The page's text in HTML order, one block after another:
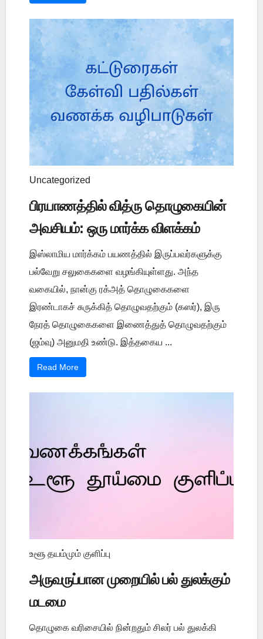
Uncategorized
பிரயாணத்தில் வித்ரு தொழுகையின்
அவசியம்: ஒரு மார்க்க விளக்கம்
இஸ்லாமிய மார்க்கம் பயணத்தில் இருப்பவர்களுக்கு
பல்வேறு சலுகைகளை வழங்கியுள்ளது. அந்த
வகையில், நான்கு ரக்அத் தொழுகைகளை
இரண்டாகச் சுருக்கித் தொழுவதற்கும் (கஸர்), இரு
நேரத் தொழுகைகளை இணைத்துத் தொழுவதற்கும்
(ஜம்வு) அனுமதி உண்டு. இத்தகைய ...
Read More
உளூ தயம்மும் குளிப்பு
அருவருப்பான முறையில் பல் துலக்கும்
மடமை
தொழுகை வரிசையில் நின்றதும் சிலர் பல் துலக்கி